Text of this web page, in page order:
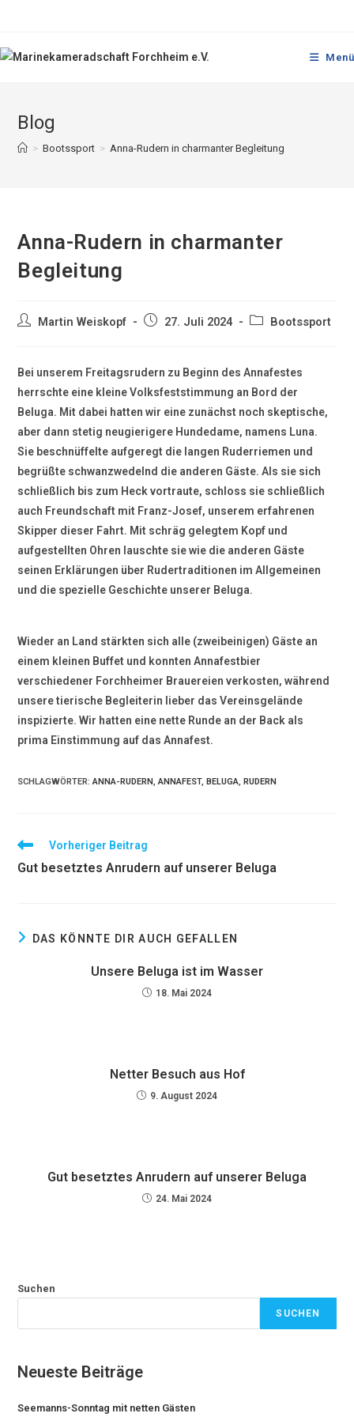
Menü
Blog
> Bootssport > Anna-Rudern in charmanter Begleitung
Anna-Rudern in charmanter
Begleitung
Martin Weiskopf 27. Juli 2024 Bootssport
Bei unserem Freitagsrudern zu Beginn des Annafestes
herrschte eine kleine Volksfeststimmung an Bord der
Beluga. Mit dabei hatten wir eine zunächst noch skeptische,
aber dann stetig neugierigere Hundedame, namens Luna.
Sie beschnüffelte aufgeregt die langen Ruderriemen und
begrüßte schwanzwedelnd die anderen Gäste. Als sie sich
schließlich bis zum Heck vortraute, schloss sie schließlich
auch Freundschaft mit Franz-Josef, unserem erfahrenen
Skipper dieser Fahrt. Mit schräg gelegtem Kopf und
aufgestellten Ohren lauschte sie wie die anderen Gäste
seinen Erklärungen über Rudertraditionen im Allgemeinen
und die spezielle Geschichte unserer Beluga.
Wieder an Land stärkten sich alle (zweibeinigen) Gäste an
einem kleinen Buffet und konnten Annafestbier
verschiedener Forchheimer Brauereien verkosten, während
unsere tierische Begleiterin lieber das Vereinsgelände
inspizierte. Wir hatten eine nette Runde an der Back als
prima Einstimmung auf das Annafest.
SCHLAGWÖRTER:ANNA-RUDERN, ANNAFEST, BELUGA, RUDERN
Vorheriger Beitrag
Gut besetztes Anrudern auf unserer Beluga
DAS KÖNNTE DIR AUCH GEFALLEN
Unsere Beluga ist im Wasser
18. Mai 2024
Netter Besuch aus Hof
9. August 2024
Gut besetztes Anrudern auf unserer Beluga
24. Mai 2024
Suchen
SUCHEN
Neueste Beiträge
Seemanns-Sonntag mit netten Gästen